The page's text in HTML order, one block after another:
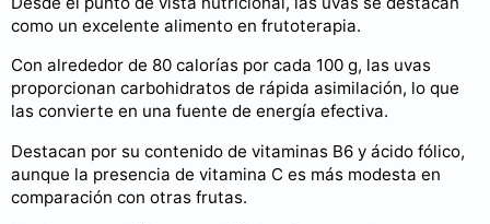
como un excelente alimento en frutoterapia.
Con alrededor de 80 calorías por cada 100 g, las uvas
proporcionan carbohidratos de rápida asimilación, lo que
las convierte en una fuente de energía efectiva.
Destacan por su contenido de vitaminas B6 y ácido fólico,
aunque la presencia de vitamina C es más modesta en
comparación con otras frutas.